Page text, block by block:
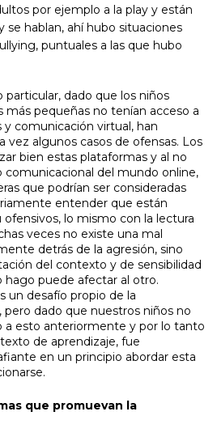
por ejemplo a la play y están
se hablan, ahí hubo situaciones
puntuales a las que hubo
dado que los niños
más pequeñas no tenían acceso a
comunicación virtual, han
vez algunos casos de ofensas. Los
bien estas plataformas y al no
del mundo online,
que podrían ser consideradas
entender que están
lo mismo con la lectura
veces no existe una mal
detrás de la agresión, sino
del contexto y de sensibilidad
hago puede afectar al otro.
un desafío propio de la
pero dado que nuestros niños no
a esto anteriormente y por lo tanto
de aprendizaje, fue
en un principio abordar esta
que promuevan la